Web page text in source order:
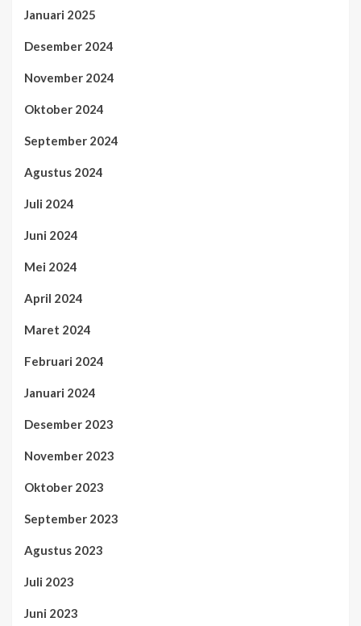
Januari 2025
Desember 2024
November 2024
Oktober 2024
September 2024
Agustus 2024
Juli 2024
Juni 2024
Mei 2024
April 2024
Maret 2024
Februari 2024
Januari 2024
Desember 2023
November 2023
Oktober 2023
September 2023
Agustus 2023
Juli 2023
Juni 2023